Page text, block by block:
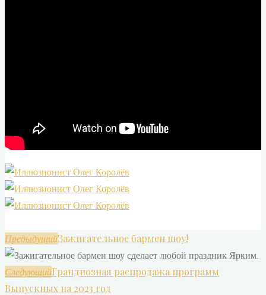
ПредыдущийЗажигательное бармен шоу!
СледующийГрандиозная распродажа программ
Выпускных на 2023 год